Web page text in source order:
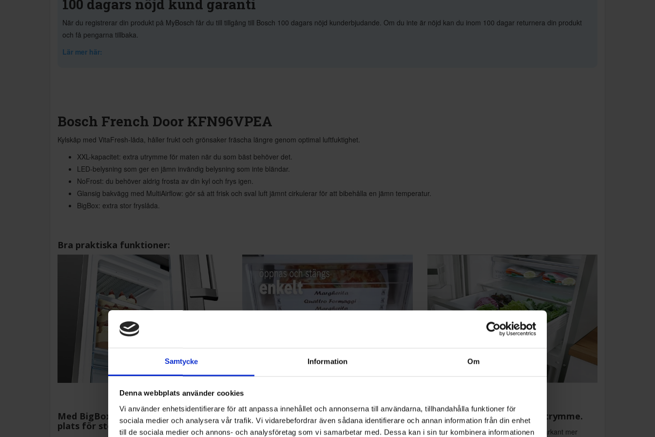
Samtycke Information Om
Denna webbplats använder cookies
Vi använder enhetsidentifierare för att anpassa innehållet och annonserna till användarna, tillhandahålla funktioner för
sociala medier och analysera vår trafik. Vi vidarebefordrar även sådana identifierare och annan information från din enhet
till de sociala medier och annons- och analysföretag som vi samarbetar med. Dessa kan i sin tur kombinera informationen
100 dagars nöjd kund garanti
När du registrerar din produkt på MyBosch får du till tillgång till Bosch 100 dagars nöjd kunderbjudande. Om du inte är nöjd kan du inom 100 dagar returnera din produkt
och få pengarna tillbaka.
Lär mer här:
Bosch French Door KFN96VPEA
Kylskåp med VitaFresh-låda, håller frukt och grönsaker fräscha längre genom optimal luftfuktighet.
XXL-kapacitet: extra utrymme för maten när du som bäst behöver det.
LED-belysning som ger en jämn invändig belysning som inte bländar.
NoFrost: du behöver aldrig frosta av din kyl och frys igen.
Glansig bakvägg med MultiAirflow: gör så att frisk och sval luft jämnt cirkulerar för att bibehålla en jämn temperatur.
BigBox: extra stor fryslåda.
Bra praktiska funktioner:
Med BigBox fryslåda har du mycket
plats för stora frysvaror.
Du behöver inte längre frosta av din
kyl och frys.
Uppgradera ditt kylskåpsutrymme.
Ett lite bredare kylskåp som ger dig markant mer